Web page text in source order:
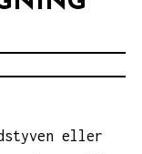
eller